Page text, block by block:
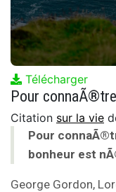
Télécharger
Citation sur la vie
Pour
bonheur est
George Gordon,